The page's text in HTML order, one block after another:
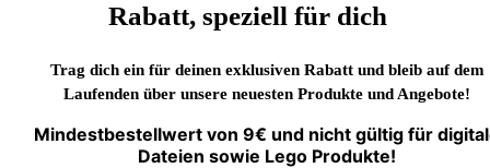
Rabatt, speziell für dich
Trag dich ein für deinen exklusiven Rabatt und bleib auf dem
Laufenden über unsere neuesten Produkte und Angebote!
Mindestbestellwert von 9€ und nicht gültig für
Dateien sowie Lego Produkte!